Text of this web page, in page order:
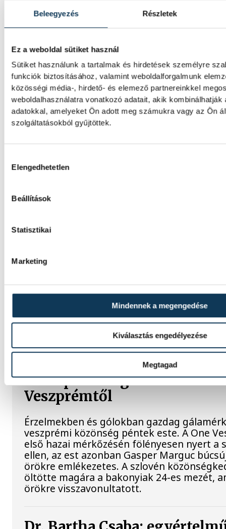
Beleegyezés Részletek
Ez a weboldal sütiket használ
Sütiket használunk a tartalmak és hirdetések személyre
funkciók biztosításához, valamint weboldalforgalmunk
közösségi média-, hirdető- és elemező partnereinkkel
weboldalhasználatra vonatkozó adatait, akik
adatokkal, amelyeket Ön adott meg számukra vagy az Ön
szolgáltatásokból gyűjtöttek.
Elengedhetetlen
Beállítások
Statisztikai
Marketing
Mindennek a megengedése
Kiválasztás engedélyezése
Megtagad
A Real Madrid képviselői
megkoszorúzták Puskás
Roberto Carlos és José Ángel Sánchez a
vendégeskedő Real Madrid
megkoszorúzta a klub legendás magyar
Puskás Ferencnek a sírját a Szent István
altemplomában.
válogatottba, mindhárman remek formát
váltó
A Fábián Bettina, Mihályvári-Farkas
Kristóf, Betlehem Dávid összetételű
bronzérmet nyert szombaton a nyíltvízi
váltóversenyében.
A gólok mellett a könnyek
– Gasper Marguc elköszönt
Veszprémtől
Érzelmekben és gólokban gazdag
veszprémi közönség péntek este. A One
első hazai mérkőzésén fölényesen nyert a
ellen, az est azonban Gasper Marguc
örökre emlékezetes. A szlovén
öltötte magára a bakonyiak 24-es mezét,
örökre visszavonultatott.